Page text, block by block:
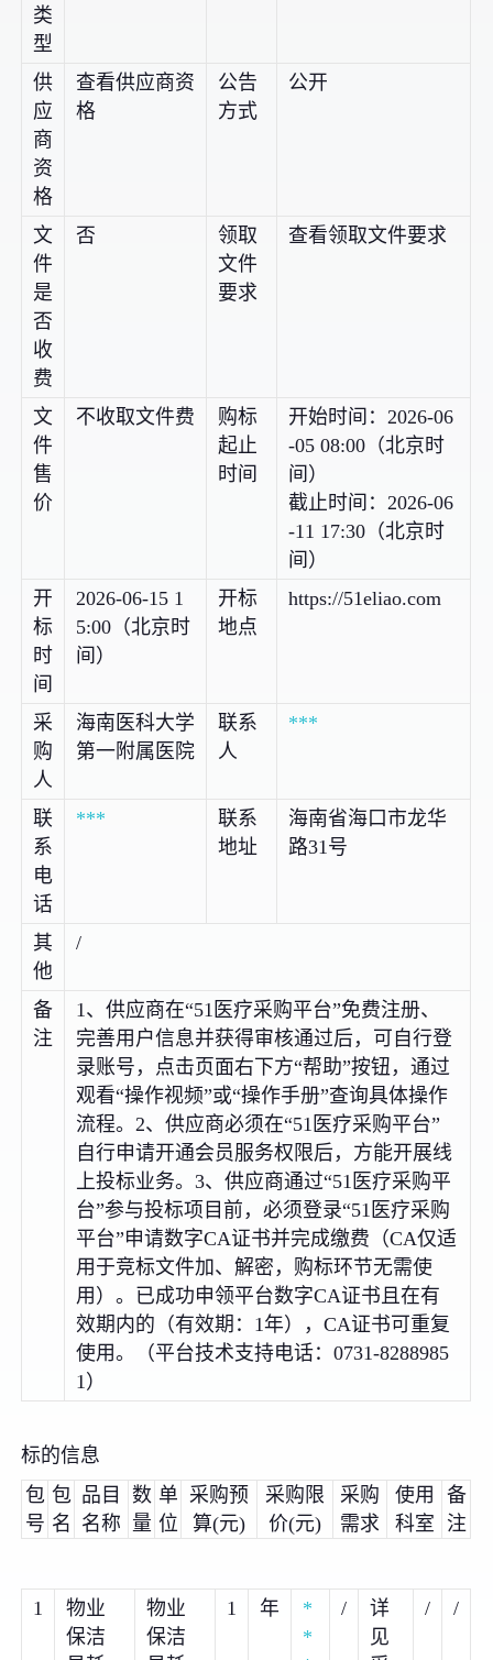
类
型
供
应
商
资
格
查看供应商资
格
公告
方式
公开
文
件
是
否
收
费
否
领取
文件
要求
查看领取文件要求
文
件
售
价
不收取文件费
购标
起止
时间
开始时间：2026-06
-05 08:00（北京时
间）
截止时间：2026-06
-11 17:30（北京时
间）
开
标
时
间
2026-06-15 1
5:00（北京时
间）
开标
地点
https://51eliao.com
采
购
人
海南医科大学
第一附属医院
联系
人
***
联
系
电
话
***
联系
地址
海南省海口市龙华
路31号
其
他
/
备
注
1、供应商在“51医疗采购平台”免费注册、
完善用户信息并获得审核通过后，可自行登
录账号，点击页面右下方“帮助”按钮，通过
观看“操作视频”或“操作手册”查询具体操作
流程。2、供应商必须在“51医疗采购平台”
自行申请开通会员服务权限后，方能开展线
上投标业务。3、供应商通过“51医疗采购平
台”参与投标项目前，必须登录“51医疗采购
平台”申请数字CA证书并完成缴费（CA仅适
用于竞标文件加、解密，购标环节无需使
用）。已成功申领平台数字CA证书且在有
效期内的（有效期：1年），CA证书可重复
使用。（平台技术支持电话：0731-8288985
1）
标的信息
包
号
包
名
品目
名称
数
量
单
位
采购预
算(元)
采购限
价(元)
采购
需求
使用
科室
备
注
1
物业
保洁
物业
保洁
1 年
*
*
/
详
见
/ /